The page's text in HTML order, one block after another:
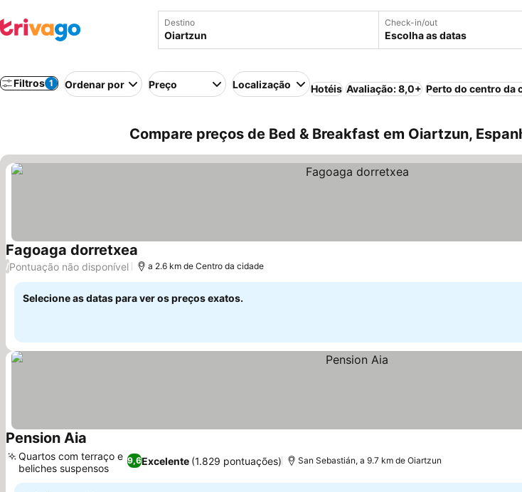
Destino Check-in/out
Escolha as datas
Filtros 1 Ordenar por Preço Localização Hotéis Avaliação: 8,0+ Perto do centro da
Compare preços de Bed & Breakfast em Oiartzun,
Fagoaga dorretxea
/Pontuação não disponível a 2.6 km de Centro da cidade
Selecione as datas para ver os preços exatos.
Pension Aia
9,6Excelente (1.829 pontuações)
Quartos com terraço e
beliches suspensos
San Sebastián, a 9.7 km de Oiartzun